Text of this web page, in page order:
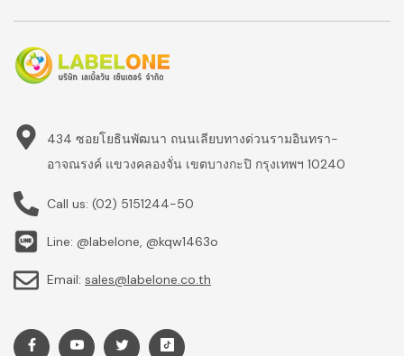
434 ซอยโยธินพัฒนา ถนนเลียบทางด่วนรามอินทรา-
อาจณรงค์ แขวงคลองจั่น เขตบางกะปิ กรุงเทพฯ 10240
Call us: (02) 5151244-50
Line: @labelone, @kqw1463o
Email: sales@labelone.co.th